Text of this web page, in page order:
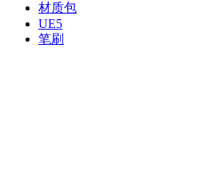
材质包
UE5
笔刷